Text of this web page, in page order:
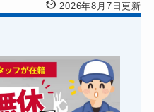
2026年8月7日更新